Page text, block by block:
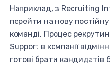
Наприклад, з Recruiting
перейти на нову
команді. Процес
Support в компанії
готові брати кандидатів